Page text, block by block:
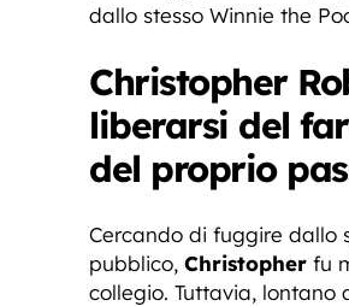
dallo stesso Winnie the
Christopher
liberarsi del
del proprio
Cercando di fuggire dallo
pubblico, Christopher fu
collegio. Tuttavia, lontano